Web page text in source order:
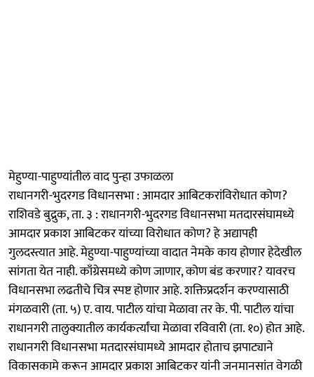
मेहुण्या-पाहुण्यांतील वाद पुन्हा उफाळला
राधानगरी-भुदरगड विधानसभा : आमदार आबिटकरांविरोधात कोण?
राशिवडे बुद्रुक, ता. ३ : राधानगरी-भुदरगड विधानसभा मतदारसंघामध्ये
आमदार प्रकाश आबिटकर यांच्या विरोधात कोण? हे अद्यापही
गुलदस्त्यात आहे. मेहुण्या-पाहुण्यांच्या वादात नेमके काय होणार हेदेखील
सांगता येत नाही. काँग्रेसमध्ये कोण जाणार, कोण बंड करणार? यावरच
विधानसभा लढतीचे चित्र स्पष्ट होणार आहे. शक्तिप्रदर्शन करण्यासाठी
मंगळवारी (ता. ५) ए. वाय. पाटील यांचा मेळावा तर के. पी. पाटील यांचा
राधानगरी तालुक्यातील कार्यकर्त्यांचा मेळावा रविवारी (ता. १०) होत आहे.
राधानगरी विधानसभा मतदारसंघामध्ये आमदार होताच झपाट्याने
विकासकामे करून आमदार प्रकाश आबिटकर यांनी जनमानसांत वेगळी